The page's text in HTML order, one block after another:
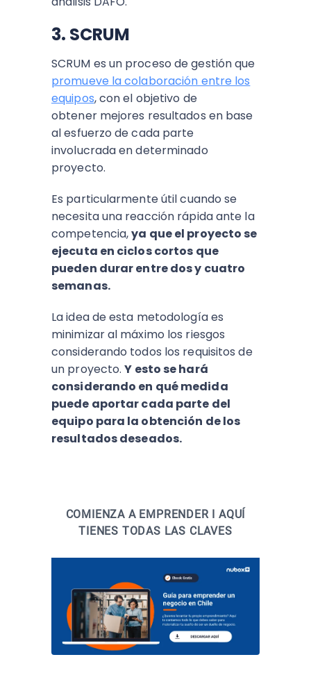
3. SCRUM
SCRUM es un proceso de gestión que
promueve la colaboración entre los
equipos, con el objetivo de
obtener mejores resultados en base
al esfuerzo de cada parte
involucrada en determinado
proyecto.
Es particularmente útil cuando se
necesita una reacción rápida ante la
competencia,ya que el proyecto se
ejecuta en ciclos cortos que
pueden durar entre dos y cuatro
semanas.
La idea de esta metodología es
minimizar al máximo los riesgos
considerando todos los requisitos de
un proyecto.Y esto se hará
considerando en qué medida
puede aportar cada parte del
equipo para la obtención de los
resultados deseados.
COMIENZA A EMPRENDER I AQUÍ
TIENES TODAS LAS CLAVES